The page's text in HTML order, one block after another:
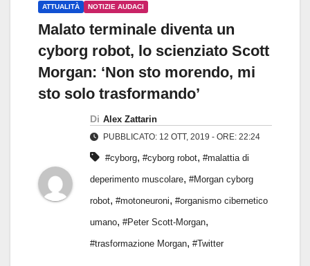
ATTUALITÀ NOTIZIE AUDACI
Malato terminale diventa un
cyborg robot, lo scienziato Scott
Morgan: ‘Non sto morendo, mi
sto solo trasformando’
Di Alex Zattarin
PUBBLICATO: 12 OTT, 2019 - ORE: 22:24
#cyborg, #cyborg robot, #malattia di
deperimento muscolare, #Morgan cyborg
robot, #motoneuroni, #organismo cibernetico
umano, #Peter Scott-Morgan,
#trasformazione Morgan, #Twitter